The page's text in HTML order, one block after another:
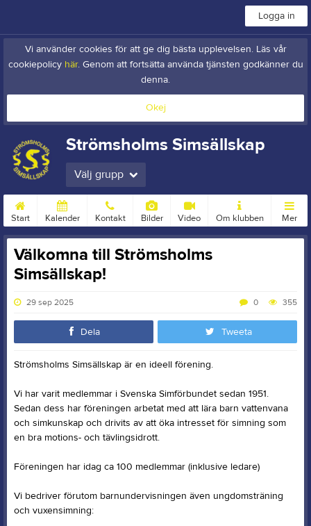
Logga in
Vi använder cookies för att ge dig bästa upplevelsen. Läs vår
cookiepolicy här. Genom att fortsätta använda tjänsten godkänner du
denna.
Okej
Strömsholms Simsällskap
Välj grupp
Start Kalender Kontakt Bilder Video Om klubben Mer
Välkomna till Strömsholms
Simsällskap!
29 sep 2025 355
0
Dela Tweeta
Strömsholms Simsällskap är en ideell förening.
Vi har varit medlemmar i Svenska Simförbundet sedan 1951.
Sedan dess har föreningen arbetat med att lära barn vattenvana
och simkunskap och drivits av att öka intresset för simning som
en bra motions- och tävlingsidrott.
Föreningen har idag ca 100 medlemmar (inklusive ledare)
Vi bedriver förutom barnundervisningen även ungdomsträning
och vuxensimning: